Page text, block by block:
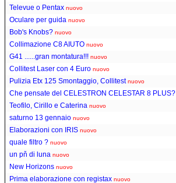
Televue o Pentax nuovo
Oculare per guida nuovo
Bob's Knobs? nuovo
Collimazione C8 AIUTO nuovo
G41 ......gran montatura!!! nuovo
Collitest Laser con 4 Euro nuovo
Pulizia Etx 125 Smontaggio, Collitest nuovo
Che pensate del CELESTRON CELESTAR 8 PLUS?
Teofilo, Cirillo e Caterina nuovo
saturno 13 gennaio nuovo
Elaborazioni con IRIS nuovo
quale filtro ? nuovo
un pň di luna nuovo
New Horizons nuovo
Prima elaborazione con registax nuovo